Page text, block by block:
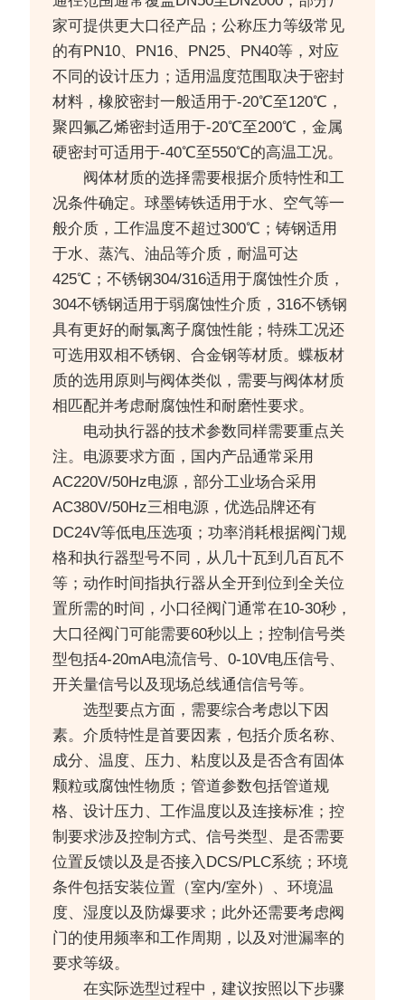
家可提供更大口径产品；公称压力等级常见
的有PN10、PN16、PN25、PN40等，对应
不同的设计压力；适用温度范围取决于密封
材料，橡胶密封一般适用于-20℃至120℃，
聚四氟乙烯密封适用于-20℃至200℃，金属
硬密封可适用于-40℃至550℃的高温工况。
阀体材质的选择需要根据介质特性和工
况条件确定。球墨铸铁适用于水、空气等一
般介质，工作温度不超过300℃；铸钢适用
于水、蒸汽、油品等介质，耐温可达
425℃；不锈钢304/316适用于腐蚀性介质，
304不锈钢适用于弱腐蚀性介质，316不锈钢
具有更好的耐氯离子腐蚀性能；特殊工况还
可选用双相不锈钢、合金钢等材质。蝶板材
质的选用原则与阀体类似，需要与阀体材质
相匹配并考虑耐腐蚀性和耐磨性要求。
电动执行器的技术参数同样需要重点关
注。电源要求方面，国内产品通常采用
AC220V/50Hz电源，部分工业场合采用
AC380V/50Hz三相电源，优选品牌还有
DC24V等低电压选项；功率消耗根据阀门规
格和执行器型号不同，从几十瓦到几百瓦不
等；动作时间指执行器从全开到位到全关位
置所需的时间，小口径阀门通常在10-30秒，
大口径阀门可能需要60秒以上；控制信号类
型包括4-20mA电流信号、0-10V电压信号、
开关量信号以及现场总线通信信号等。
选型要点方面，需要综合考虑以下因
素。介质特性是首要因素，包括介质名称、
成分、温度、压力、粘度以及是否含有固体
颗粒或腐蚀性物质；管道参数包括管道规
格、设计压力、工作温度以及连接标准；控
制要求涉及控制方式、信号类型、是否需要
位置反馈以及是否接入DCS/PLC系统；环境
条件包括安装位置（室内/室外）、环境温
度、湿度以及防爆要求；此外还需要考虑阀
门的使用频率和工作周期，以及对泄漏率的
要求等级。
在实际选型过程中，建议按照以下步骤